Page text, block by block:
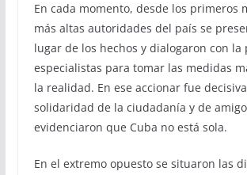
En cada momento, desde los primeros
más altas autoridades del país se
lugar de los hechos y dialogaron con la
especialistas para tomar las medidas
la realidad. En ese accionar fue
solidaridad de la ciudadanía y de
evidenciaron que Cuba no está sola.
En el extremo opuesto se situaron las